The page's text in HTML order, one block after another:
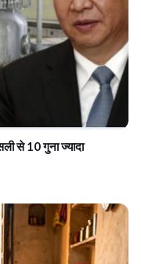
से 10 गुना ज्यादा